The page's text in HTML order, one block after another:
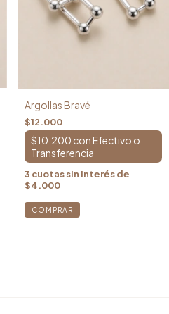
Argollas Bravé
$12.000
$10.200 con
3 cuotas sin interés de
$4.000